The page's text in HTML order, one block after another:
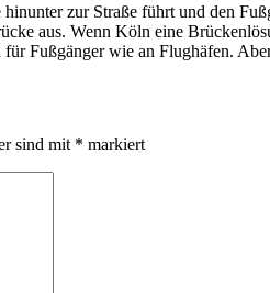
zur Straße führt und den
aus. Wenn Köln eine
Fußgänger wie an Flughäfen.
sind mit * markiert